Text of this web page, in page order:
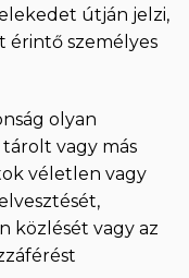
útján jelzi,
érintő személyes
olyan
vagy más
véletlen vagy
közlését vagy az